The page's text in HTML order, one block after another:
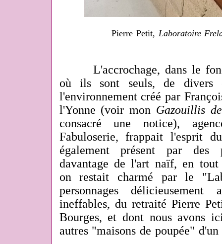
Pierre Petit, Laboratoire
L'accrochage, dans le
où ils sont seuls, de divers
l'environnement créé par
l'Yonne (voir mon Gazouillis
consacré une notice),
Fabuloserie, frappait l'esprit
également présent par des
davantage de l'art naïf, en tout
on restait charmé par le
personnages délicieusement
ineffables, du retraité Pierre
Bourges, et dont nous avons
autres "maisons de poupée"